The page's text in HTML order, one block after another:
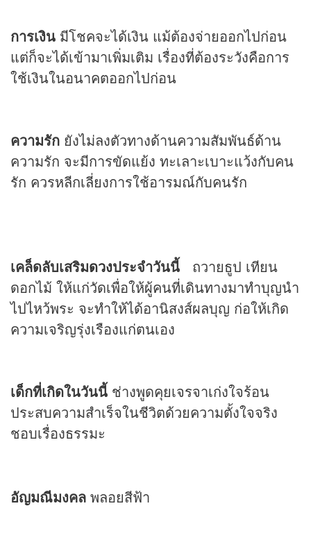
การเงิน มีโชคจะได้เงิน แม้ต้องจ่ายออกไปก่อน
แต่ก็จะได้เข้ามาเพิ่มเติม เรื่องที่ต้องระวังคือการ
ใช้เงินในอนาคตออกไปก่อน
ความรัก ยังไม่ลงตัวทางด้านความสัมพันธ์ด้าน
ความรัก จะมีการขัดแย้ง ทะเลาะเบาะแว้งกับคน
รัก ควรหลีกเลี่ยงการใช้อารมณ์กับคนรัก
เคล็ดลับเสริมดวงประจำวันนี้ ถวายธูป เทียน
ดอกไม้ ให้แก่วัดเพื่อให้ผู้คนที่เดินทางมาทำบุญนำ
ไปไหว้พระ จะทำให้ได้อานิสงส์ผลบุญ ก่อให้เกิด
ความเจริญรุ่งเรืองแก่ตนเอง
เด็กที่เกิดในวันนี้ ช่างพูดคุยเจรจาเก่งใจร้อน
ประสบความสำเร็จในชีวิตด้วยความตั้งใจจริง
ชอบเรื่องธรรมะ
อัญมณีมงคล พลอยสีฟ้า